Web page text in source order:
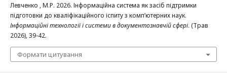
Левченко , М.Р. 2026. Інформаційна система як засіб підтримки
підготовки до кваліфікаційного іспиту з комп’ютерних наук.
Інформаційні технології і системи в документознавчій сфері. (Трав
2026), 39-42.
Формати цитування